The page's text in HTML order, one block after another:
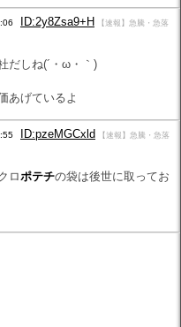
ID:2y8Zsa9+H
【速報】急騰・急落
だしね(´・ω・｀)
あげているよ
ID:pzeMGCxld
【速報】急騰・急落
ロポテチの袋は後世に取ってお